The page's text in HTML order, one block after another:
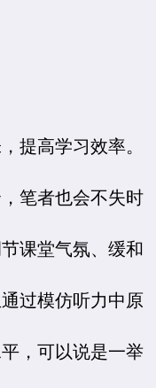
提高学习效率。
笔者也会不失时
课堂气氛、缓和
过模仿听力中原
，可以说是一举